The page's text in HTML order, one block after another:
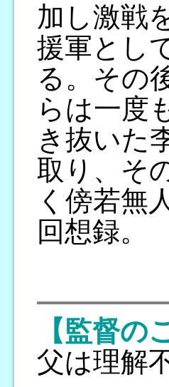
加し激戦
援軍とし
る。その
らは一度
き抜いた
取り、そ
く傍若無
回想録。
【監督の
父は理解